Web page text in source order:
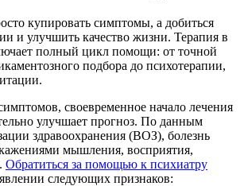
купировать симптомы, а добиться
и улучшить качество жизни. Терапия в
полный цикл помощи: от точной
подбора до психотерапии,
своевременное начало лечения
улучшает прогноз. По данным
здравоохранения (ВОЗ), болезнь
мышления, восприятия,
Обратиться за помощью к психиатру
следующих признаков: